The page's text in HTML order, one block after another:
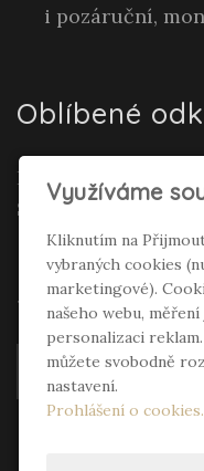
i pozáruční,
Oblíbené
Realitní makléř
Seifertová
Sociální sítě
Využíváme
Kliknutím na
vybraných cookies
marketingové).
našeho webu,
personalizaci
můžete svobodně
nastavení.
Prohlášení o cookies.